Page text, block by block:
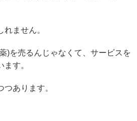
ません。
)を売るんじゃなくて、サービスを
す。
あります。